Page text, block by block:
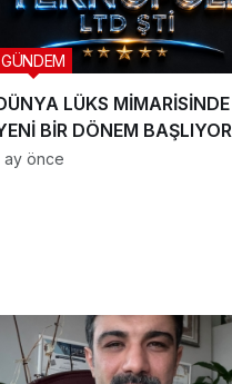
LÜKS MİMARİSİNDE
BİR DÖNEM BAŞLIYOR
GÜNDEM
ay önce